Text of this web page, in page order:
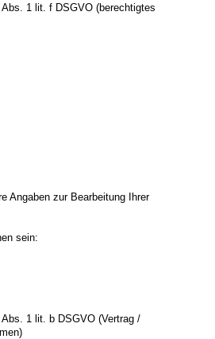
1 lit. f DSGVO (berechtigtes
Angaben zur Bearbeitung Ihrer
sein:
1 lit. b DSGVO (Vertrag /